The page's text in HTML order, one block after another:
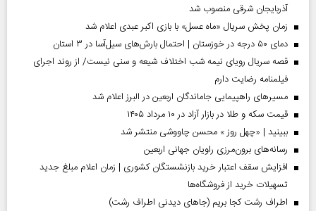
آذربایجان شرقی منصوب شد
زمان پخش سریال «ماه عسل» با بازی اکبر عبدی اعلام شد
دمای ۵۰ درجه در خوزستان | احتمال بارش‌های سیل‌آسا در ۳ استان
قصه سریال رویای نیمه شب اختلاف شیعه و سنی نیست/ از روند اجرای
فیلمنامه رضایت دارم
مسیر‌های راهپیمایی جاماندگان اربعین در البرز اعلام شد
قیمت سکه و طلا در بازار آزاد در ۱۰ مرداد ۱۴۰۵
ببینید | «چهل روز » محسن چاووشی منتشر شد
رسانه‌های برون‌مرزی راویان جهانی اربعین
افزایش سقف اعتبار خرید بازنشستگان کشوری | زمان اعلام مبلغ جدید
تسهیلات خرید از فروشگاه‌ها
اطراف رشت کجا بریم (جاهای دیدنی اطراف رشت)